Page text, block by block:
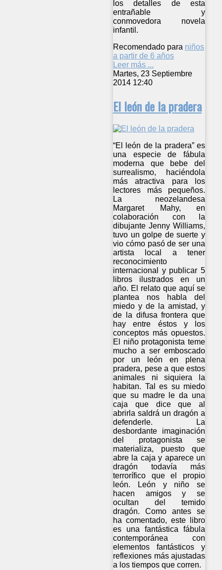
los detalles de esta
entrañable y
conmovedora novela
infantil.
Recomendado para niños
a partir de 6 años
Leer más ...
Martes, 23 Septiembre
2014 12:40
El león de la pradera
“El león de la pradera” es
una especie de fábula
moderna que bebe del
surrealismo, haciéndola
más atractiva para los
lectores más pequeños.
La neozelandesa
Margaret Mahy, en
colaboración con la
dibujante Jenny Williams,
tuvo un golpe de suerte y
vio cómo pasó de ser una
artista local a tener
reconocimiento
internacional y publicar 5
libros ilustrados en un
año. El relato que aquí se
plantea nos habla del
miedo y de la amistad, y
de la difusa frontera que
hay entre éstos y los
conceptos más opuestos.
El niño protagonista teme
mucho a ser emboscado
por un león en plena
pradera, pese a que estos
animales ni siquiera la
habitan. Tal es su miedo
que su madre le da una
caja que dice que al
abrirla saldrá un dragón a
defenderle. La
desbordante imaginación
del protagonista se
materializa, puesto que
abre la caja y aparece un
dragón todavía más
terrorífico que el propio
león. León y niño se
hacen amigos y se
ocultan del temido
dragón. Como antes se
ha comentado, este libro
es una fantástica fábula
contemporánea con
elementos fantásticos y
reflexiones más ajustadas
a los tiempos que corren.